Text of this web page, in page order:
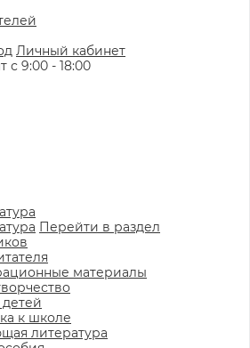
Личный кабинет
9:00 - 18:00
Перейти в раздел
материалы
к школе
литература